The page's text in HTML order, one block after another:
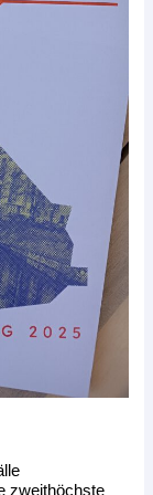
zweithöchste